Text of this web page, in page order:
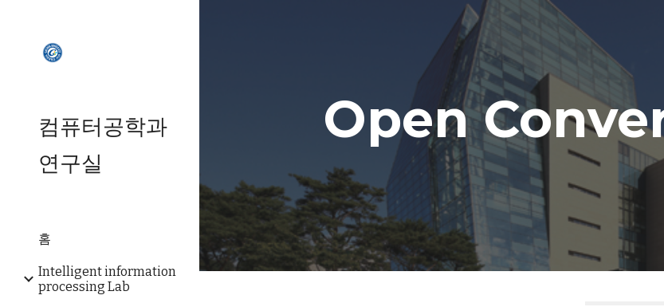
Skip to main content
컴퓨터공학과
연구실
홈
Intelligent information
processing Lab
Open